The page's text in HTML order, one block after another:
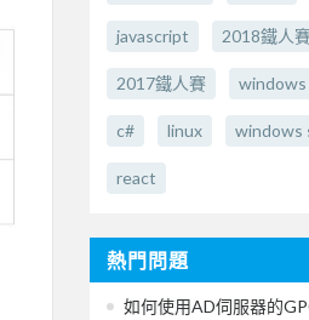
javascript 2018鐵人
2017鐵人賽 windows
c# linux windows
react
熱門問題
如何使用AD伺服器的